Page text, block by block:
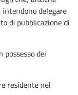
delegare
di pubblicazione di
possesso dei
residente nel